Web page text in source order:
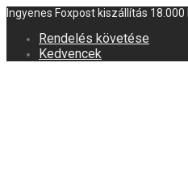
Ingyenes Foxpost kiszállítás
Rendelés követése
Kedvencek